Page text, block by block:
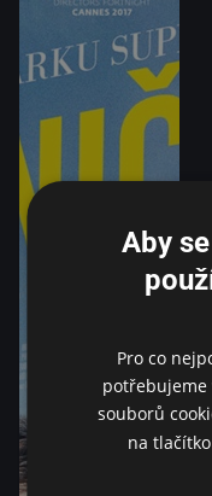
Aby
Pro co
potřebujeme
souborů
na